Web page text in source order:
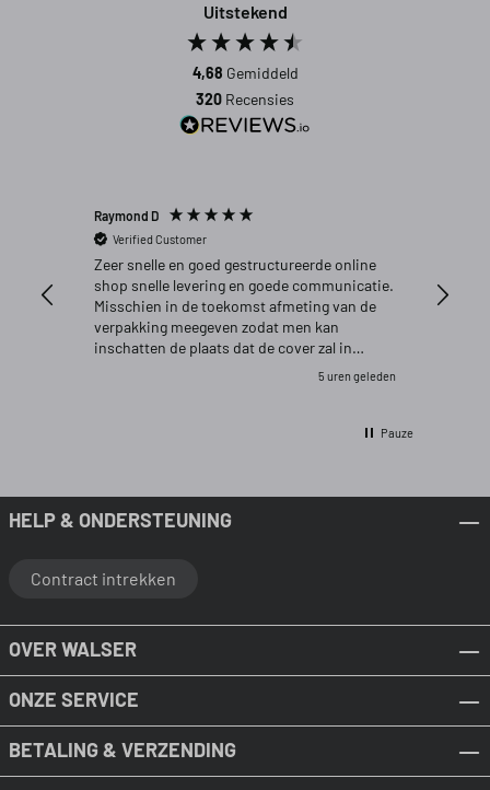
Uitstekend
4,68 Gemiddeld
320 Recensies
Raymond D
Verified Customer
Zeer snelle en goed gestructureerde online
shop snelle levering en goede communicatie.
Misschien in de toekomst afmeting van de
verpakking meegeven zodat men kan
inschatten de plaats dat de cover zal in
nemenen in de koffer van de auto.5 uren geleden
Pauze
HELP & ONDERSTEUNING
Contract intrekken
OVER WALSER
ONZE SERVICE
BETALING & VERZENDING